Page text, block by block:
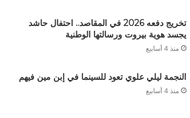
تخريج دفعه 2026 في المقاصد.. احتفال حاشد
يجسد هوية بيروت ورسالتها الوطنية
منذ 4 أسابيع
النجمة ليلي علوي تعود للسينما في إبن مين فيهم
منذ 4 أسابيع